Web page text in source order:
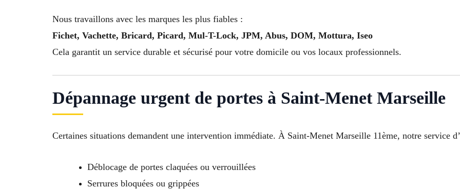
Nous travaillons avec les marques les plus fiables :
Fichet, Vachette, Bricard, Picard, Mul-T-Lock, JPM, Abus, DOM, Mottura, Iseo
Cela garantit un service durable et sécurisé pour votre domicile ou vos locaux professionnels.
Dépannage urgent de portes à Saint-Menet Marseille
Certaines situations demandent une intervention immédiate. À Saint-Menet Marseille 11ème, notre service
Déblocage de portes claquées ou verrouillées
Serrures bloquées ou grippées